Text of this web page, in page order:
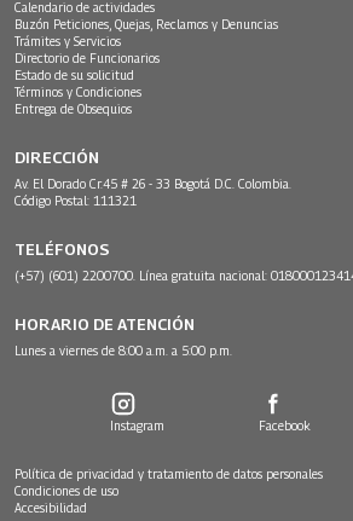
Calendario de actividades
Buzón Peticiones, Quejas, Reclamos y Denuncias
Trámites y Servicios
Directorio de Funcionarios
Estado de su solicitud
Términos y Condiciones
Entrega de Obsequios
DIRECCIÓN
Av. El Dorado Cr.45 # 26 - 33 Bogotá D.C. Colombia.
Código Postal: 111321
TELÉFONOS
(+57) (601) 2200700. Línea gratuita nacional:
HORARIO DE ATENCIÓN
Lunes a viernes de 8:00 a.m. a 5:00 p.m.
Instagram Facebook
Política de privacidad y tratamiento de datos personales
Condiciones de uso
Accesibilidad